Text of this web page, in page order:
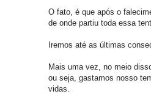
O fato, é que após o
de onde partiu toda essa
Iremos até as últimas
Mais uma vez, no meio
ou seja, gastamos nosso
vidas.